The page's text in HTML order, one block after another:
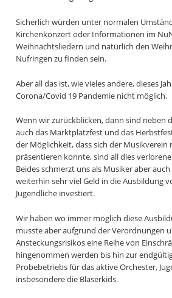
Sicherlich würden unter normalen
Kirchenkonzert oder Informationen im
Weihnachtsliedern und natürlich den
Nufringen zu finden sein.
Aber all das ist, wie vieles andere, dieses
Corona/Covid 19 Pandemie nicht möglich.
Wenn wir zurückblicken, dann sind neben
auch das Marktplatzfest und das
der Möglichkeit, dass sich der
präsentieren konnte, sind all dies
Beides schmerzt uns als Musiker aber
weiterhin sehr viel Geld in die Ausbildung
Jugendliche investiert.
Wir haben wo immer möglich diese
musste aber aufgrund der Verordnungen
Ansteckungsrisikos eine Reihe von
hingenommen werden bis hin zur
Probebetriebs für das aktive Orchester,
insbesondere die Bläserkids.